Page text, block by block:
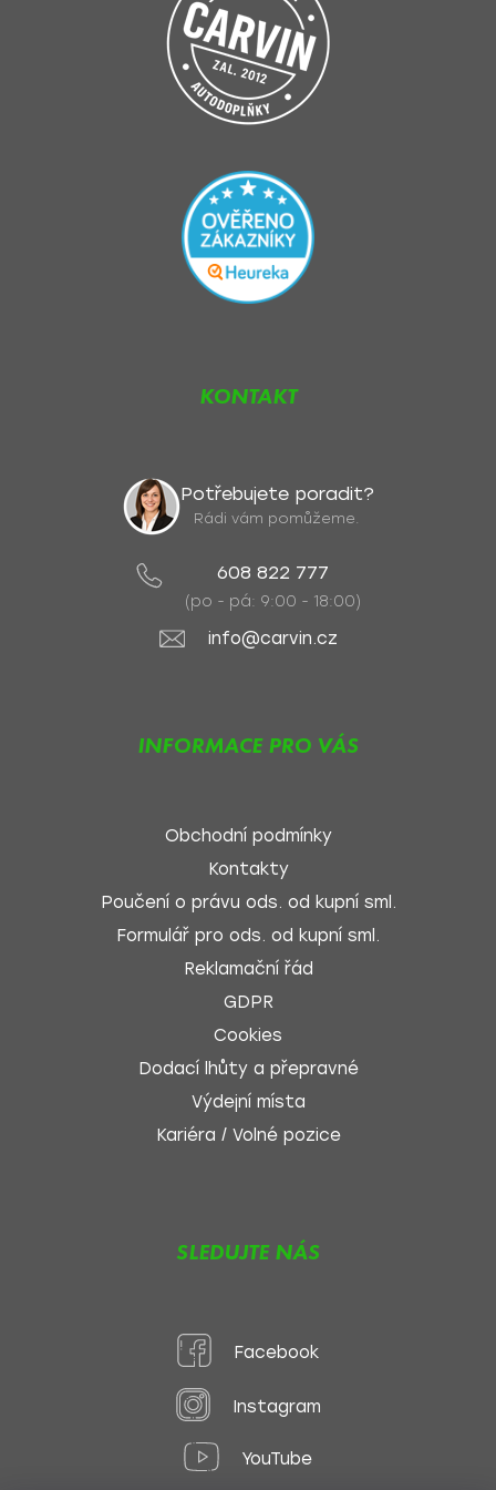
KONTAKT
Potřebujete poradit?
Rádi vám pomůžeme.
608 822 777
(po - pá: 9:00 - 18:00)
info@carvin.cz
INFORMACE PRO VÁS
Obchodní podmínky
Kontakty
Poučení o právu ods. od kupní sml.
Formulář pro ods. od kupní sml.
Reklamační řád
GDPR
Cookies
Dodací lhůty a přepravné
Výdejní místa
Kariéra / Volné pozice
SLEDUJTE NÁS
Facebook
Instagram
YouTube